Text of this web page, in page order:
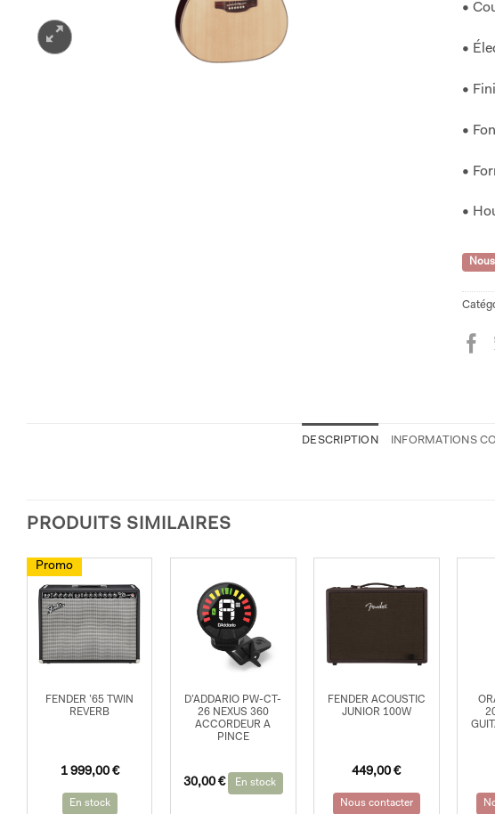
•
•
•
•
•
•
DESCRIPTION INFORMATIONS
PRODUITS SIMILAIRES
Promo
FENDER ’65 TWIN
REVERB
Le
initial
était :
1 999,00 €
Le
actuel
est :
En stock
D’ADDARIO PW-CT-
26 NEXUS 360
ACCORDEUR A
PINCE
30,00 € En stock
FENDER ACOUSTIC
JUNIOR 100W
449,00€
Nous contacter